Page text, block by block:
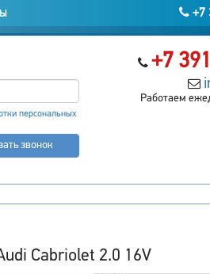
+7
+7
Работаем
персональных
звонок
Cabriolet 2.0 16V